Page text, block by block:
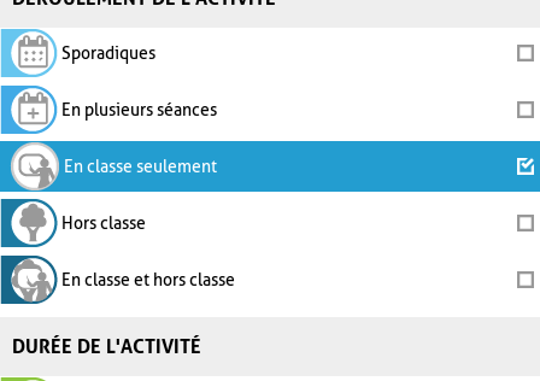
Sporadiques
En plusieurs séances
En classe seulement
Hors classe
En classe et hors classe
DURÉE DE L'ACTIVITÉ